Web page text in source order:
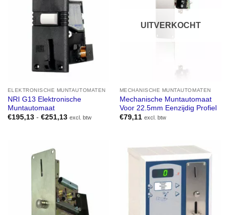
ELEKTRONISCHE MUNTAUTOMATEN
NRI G13 Elektronische
Muntautomaat
€195,13 - €251,13Prijsklasse:
excl. btw
UITVERKOCHT
MECHANISCHE MUNTAUTOMATEN
Mechanische Muntautomaat
Voor 22.5mm Eenzijdig Profiel
€79,11 excl. btw